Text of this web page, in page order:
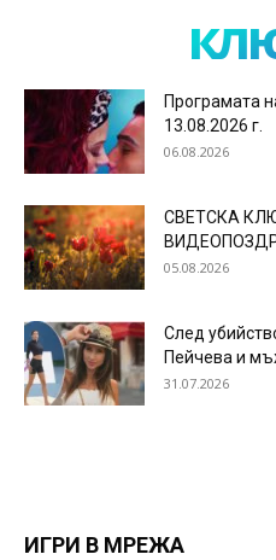
Програмата
13.08.2026 г.
06.08.2026
СВЕТСКА
05.08.2026
След
Пейчева и
31.07.2026
ИГРИ В МРЕЖА